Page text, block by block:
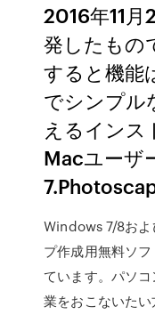
2016年11
発したもの
すると機能
でシンプル
えるインス
Macユーザ
Windows 7/8およ
プ作成用無料ソ
ています。パソ
業をおこないた